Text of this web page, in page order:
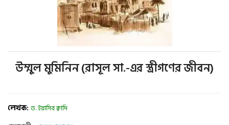
Lost password?
উম্মুল মুমিনিন (রাসূল সা.-এর স্ত্রীগণের জীবন)
লেখক: ড. ইয়াসির ক্বাদি